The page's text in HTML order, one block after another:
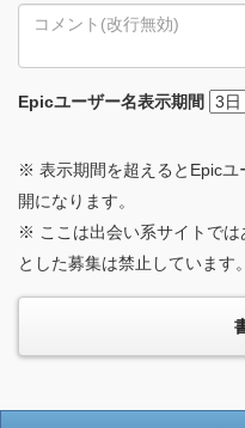
Epicユーザー名表示期間
※ 表示期間を超えるとEpicユ
開になります。
※ ここは出会い系サイトでは
とした募集は禁止しています。